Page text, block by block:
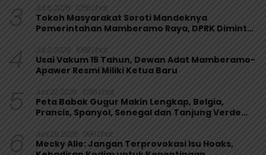
3 Juli 6, 2026 1256 Lihat
Tokoh Masyarakat Soroti Mandeknya
Pemerintahan Mamberamo Raya, DPRK Diminta
4 Juli 2, 2026 1089 Lihat
Usai Vakum 15 Tahun, Dewan Adat Mamberamo-
Apawer Resmi Miliki Ketua Baru
5 Juni 27, 2026 1036 Lihat
Peta Babak Gugur Makin Lengkap, Belgia,
Prancis, Spanyol, Senegal dan Tanjung Verde
6 Juni 29, 2026 996 Lihat
Mecky Alle: Jangan Terprovokasi Isu Hoaks,